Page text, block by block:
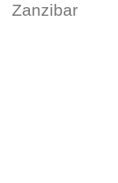
Zanzibar